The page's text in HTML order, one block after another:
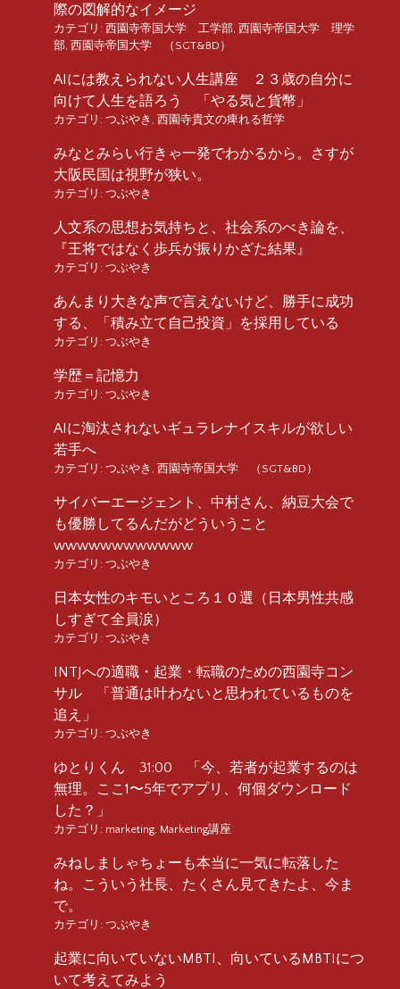
際の図解的なイメージ
カテゴリ: 西園寺帝国大学 工学部 西園寺帝国大学 理学
部 西園寺帝国大学 （SGT&BD）
AIには教えられない人生講座 ２３歳の自分に
向けて人生を語ろう 「やる気と貨幣」
カテゴリ: つぶやき 西園寺貴文の痺れる哲学
みなとみらい行きゃ一発でわかるから。さすが
大阪民国は視野が狭い。
カテゴリ: つぶやき
人文系の思想お気持ちと、社会系のべき論を、
『王将ではなく歩兵が振りかざた結果』
カテゴリ: つぶやき
あんまり大きな声で言えないけど、勝手に成功
する、「積み立て自己投資」を採用している
カテゴリ: つぶやき
学歴＝記憶力
カテゴリ: つぶやき
AIに淘汰されないギュラレナイスキルが欲しい
若手へ
カテゴリ: つぶやき 西園寺帝国大学 （SGT&BD）
サイバーエージェント、中村さん、納豆大会で
も優勝してるんだがどういうこと
wwwwwwwwwwww
カテゴリ: つぶやき
日本女性のキモいところ１０選（日本男性共感
しすぎて全員涙）
カテゴリ: つぶやき
INTJへの適職・起業・転職のための西園寺コン
サル 「普通は叶わないと思われているものを
追え」
カテゴリ: つぶやき
ゆとりくん 31:00 「今、若者が起業するのは
無理。ここ1〜5年でアプリ、何個ダウンロード
した？」
カテゴリ: marketing Marketing講座
みねしましゃちょーも本当に一気に転落した
ね。こういう社長、たくさん見てきたよ、今ま
で。
カテゴリ: つぶやき
起業に向いていないMBTI、向いているMBTIにつ
いて考えてみよう